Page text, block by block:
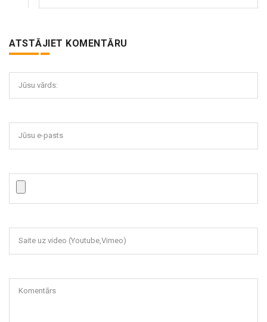
ATSTĀJIET KOMENTĀRU
Jūsu vārds:
Jūsu e-pasts
Saite uz video (Youtube,Vimeo)
Komentārs